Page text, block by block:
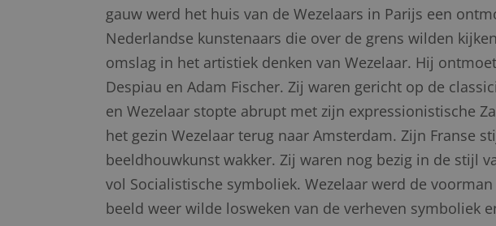
gauw werd het huis van de Wezelaars in Parijs een
Nederlandse kunstenaars die over de grens wilden
omslag in het artistiek denken van Wezelaar. Hij
Despiau en Adam Fischer. Zij waren gericht op de
en Wezelaar stopte abrupt met zijn expressionistische
het gezin Wezelaar terug naar Amsterdam. Zijn Franse
beeldhouwkunst wakker. Zij waren nog bezig in de stijl
vol Socialistische symboliek. Wezelaar werd de
beeld weer wilde losweken van de verheven symboliek